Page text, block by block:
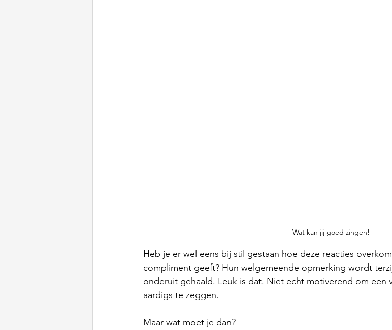
Wat kan jij goed zingen!
Heb je er wel eens bij stil gestaan hoe deze reacties
compliment geeft? Hun welgemeende opmerking wordt
onderuit gehaald. Leuk is dat. Niet echt motiverend om een
aardigs te zeggen.
Maar wat moet je dan?